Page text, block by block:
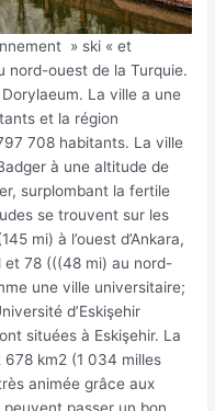
» ski « et
nord-ouest de la Turquie.
La ville a une
et la région
708 habitants. La ville
à une altitude de
surplombant la fertile
se trouvent sur les
mi) à l’ouest d’Ankara,
et 78 (((48 mi) au nord-
une ville universitaire;
d’Eskişehir
situées à Eskişehir. La
km2 (1 034 milles
animée grâce aux
passer un bon